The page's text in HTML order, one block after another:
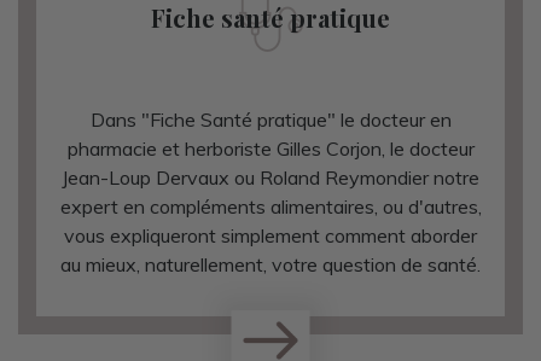
Fiche santé pratique
Dans "Fiche Santé pratique" le docteur en
pharmacie et herboriste Gilles Corjon, le docteur
Jean-Loup Dervaux ou Roland Reymondier notre
expert en compléments alimentaires, ou d'autres,
vous expliqueront simplement comment aborder
au mieux, naturellement, votre question de santé.